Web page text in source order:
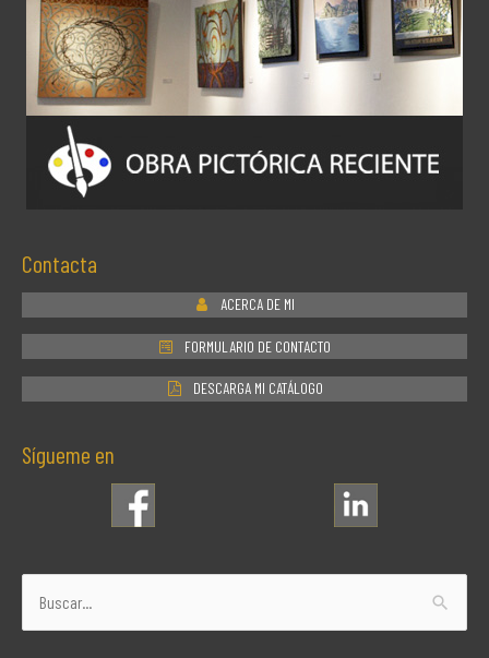
Contacta
ACERCA DE MI
FORMULARIO DE CONTACTO
DESCARGA MI CATÁLOGO
Sígueme en
Buscar
por: